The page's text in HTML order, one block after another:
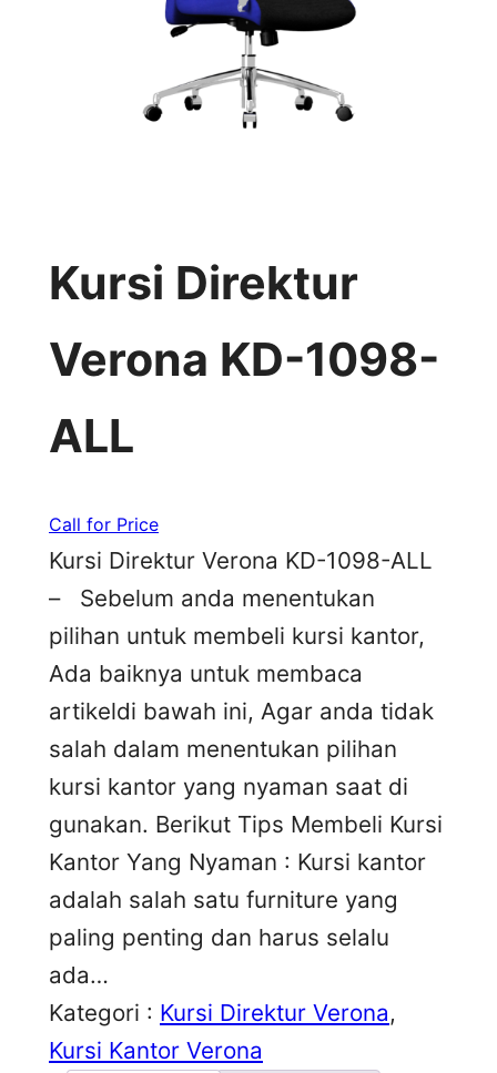
Kursi Direktur
Verona KD-1098-
ALL
Call for Price
Kursi Direktur Verona KD-1098-ALL
– Sebelum anda menentukan
pilihan untuk membeli kursi kantor,
Ada baiknya untuk membaca
artikeldi bawah ini, Agar anda tidak
salah dalam menentukan pilihan
kursi kantor yang nyaman saat di
gunakan. Berikut Tips Membeli Kursi
Kantor Yang Nyaman : Kursi kantor
adalah salah satu furniture yang
paling penting dan harus selalu
ada…
Kategori : Kursi Direktur Verona
Kursi Kantor Verona